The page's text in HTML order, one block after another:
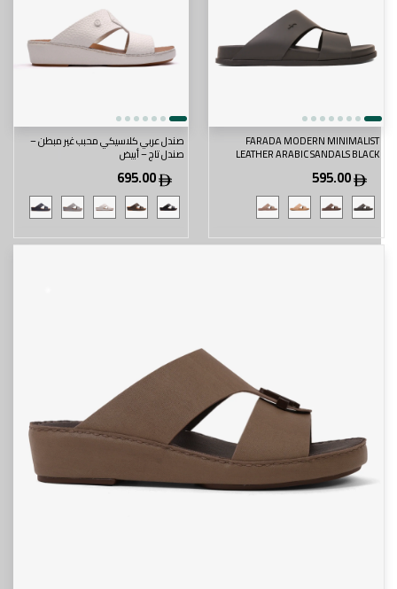
FARADA MODERN MINIMALIST
LEATHER ARABIC SANDALS BLACK
صندل عربي كلاسيكي محبب غير مبطن –
صندل تاج – أبيض
695.00